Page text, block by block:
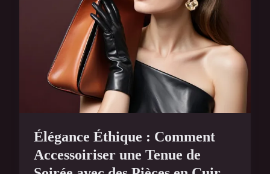
Élégance Éthique : Comment
Accessoiriser une Tenue de